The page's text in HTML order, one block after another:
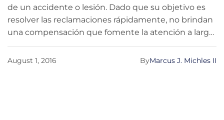
de un accidente o lesión. Dado que su objetivo es
resolver las reclamaciones rápidamente, no brindan
una compensación que fomente la atención a largo
plazo. Con una hernia discal en el cuello y una vida
plena, Troy Alsaker aprendió rápidamente que la
August 1, 2016 Marcus J. Michles II
By